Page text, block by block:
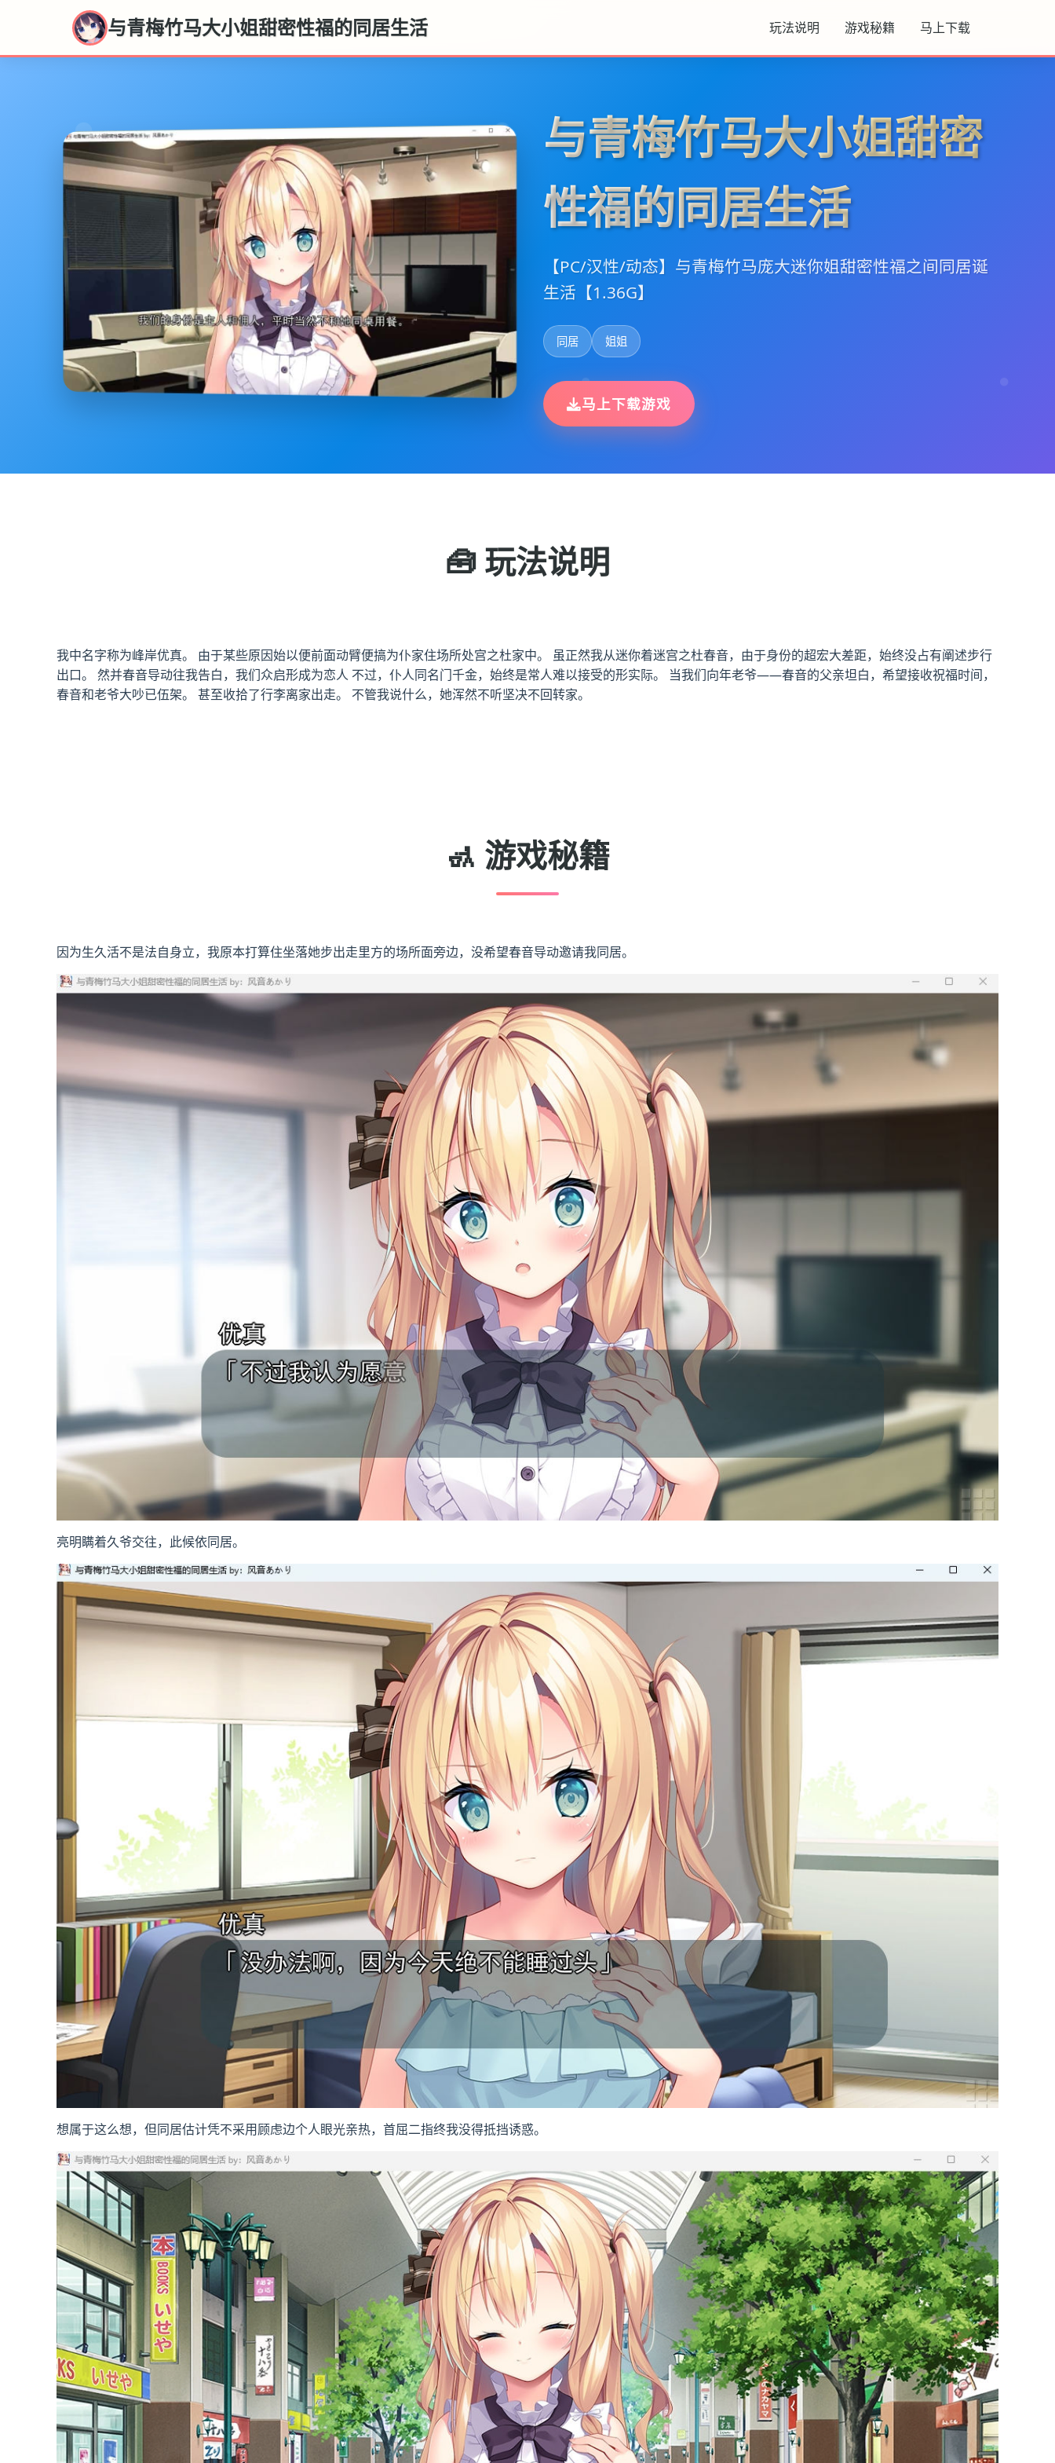
与青梅竹马大小姐甜密性福的同居生活 玩法说明 游戏秘籍 马上下载
与青梅竹马大小姐甜密
性福的同居生活
【PC/汉性/动态】与青梅竹马庞大迷你姐甜密性福之间同居诞
生活【1.36G】
同居 姐姐
马上下载游戏
🧰 玩法说明
我中名字称为峰岸优真。 由于某些原因始以便前面动臂便搞为仆家住场所处宫之杜家中。 虽正然我从迷你着迷宫之杜春音，由于身份的超宏大差距，始终没占有阐述步行
出口。 然并春音导动往我告白，我们众启形成为恋人 不过，仆人同名门千金，始终是常人难以接受的形实际。 当我们向年老爷——春音的父亲坦白，希望接收祝福时间，
春音和老爷大吵已伍架。 甚至收拾了行李离家出走。 不管我说什么，她浑然不听坚决不回转家。
🚮 游戏秘籍
因为生久活不是法自身立，我原本打算住坐落她步出走里方的场所面旁边，没希望春音导动邀请我同居。
亮明瞒着久爷交往，此候依同居。
想属于这么想，但同居估计凭不采用顾虑边个人眼光亲热，首屈二指终我没得抵挡诱惑。